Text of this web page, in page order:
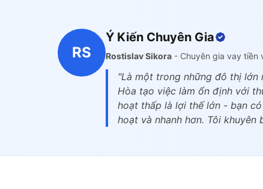
RS
Ý Kiến Chuyên Gia
Rostislav Sikora - Chuyên gia vay tiền
"Là một trong những đô thị lớn
Hòa tạo việc làm ổn định với
hoạt thấp là lợi thế lớn - bạn
hoạt và nhanh hơn. Tôi